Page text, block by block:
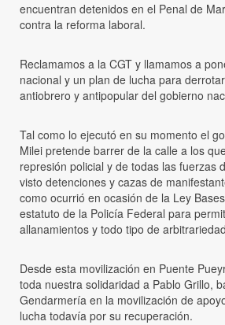
encuentran detenidos en el Penal de
contra la reforma laboral.
Reclamamos a la CGT y llamamos a
nacional y un plan de lucha para
antiobrero y antipopular del gobierno
Tal como lo ejecutó en su momento el
Milei pretende barrer de la calle a los
represión policial y de todas las fuerzas
visto detenciones y cazas de
como ocurrió en ocasión de la Ley
estatuto de la Policía Federal para
allanamientos y todo tipo de
Desde esta movilización en Puente
toda nuestra solidaridad a Pablo Grillo,
Gendarmería en la movilización de
lucha todavía por su recuperación.